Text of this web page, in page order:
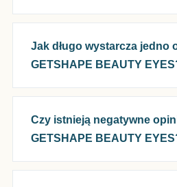
Jak długo wystarcza jedno
GETSHAPE BEAUTY
Czy istnieją negatywne
GETSHAPE BEAUTY